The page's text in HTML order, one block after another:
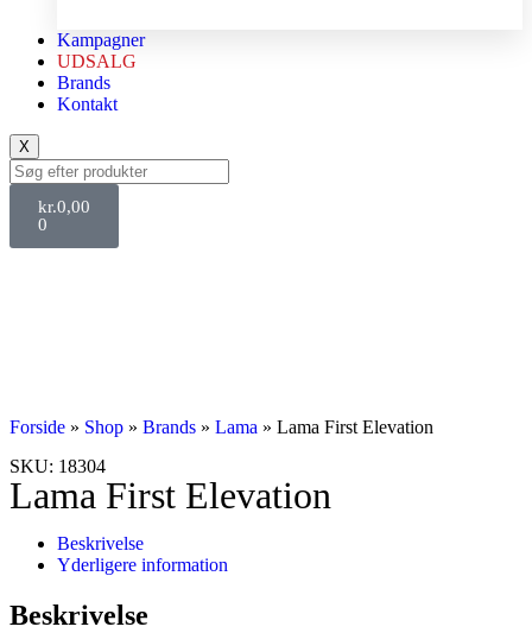
Kampagner
UDSALG
Brands
Kontakt
X
kr.0,00
0
Forside » Shop » Brands » Lama » Lama First Elevation
SKU: 18304
Lama First Elevation
Beskrivelse
Yderligere information
Beskrivelse